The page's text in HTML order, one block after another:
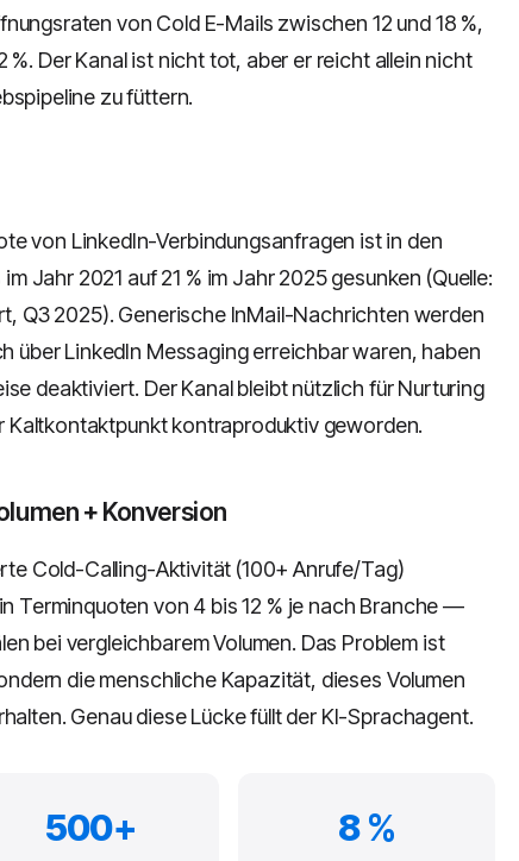
von Cold E-Mails zwischen 12 und 18 %,
Der Kanal ist nicht tot, aber er reicht allein nicht
zu füttern.
von LinkedIn-Verbindungsanfragen ist in den
Jahr 2021 auf 21 % im Jahr 2025 gesunken (Quelle:
Q3 2025). Generische InMail-Nachrichten werden
über LinkedIn Messaging erreichbar waren, haben
deaktiviert. Der Kanal bleibt nützlich für Nurturing
Kaltkontaktpunkt kontraproduktiv geworden.
+ Konversion
Cold-Calling-Aktivität (100+ Anrufe/Tag)
Terminquoten von 4 bis 12 % je nach Branche —
bei vergleichbarem Volumen. Das Problem ist
die menschliche Kapazität, dieses Volumen
Genau diese Lücke füllt der KI-Sprachagent.
500+ 8 %